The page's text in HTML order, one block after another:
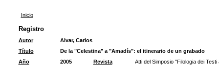
Inicio
Registro
Autor
Alvar, Carlos
Título
De la "Celestina" a "Amadís": el itinerario de un grabado
Año
2005 Revista
Atti del Simposio "Filologia dei